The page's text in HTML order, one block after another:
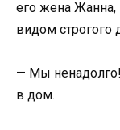
его жена Жанна,
видом строгого
— Мы
в дом.